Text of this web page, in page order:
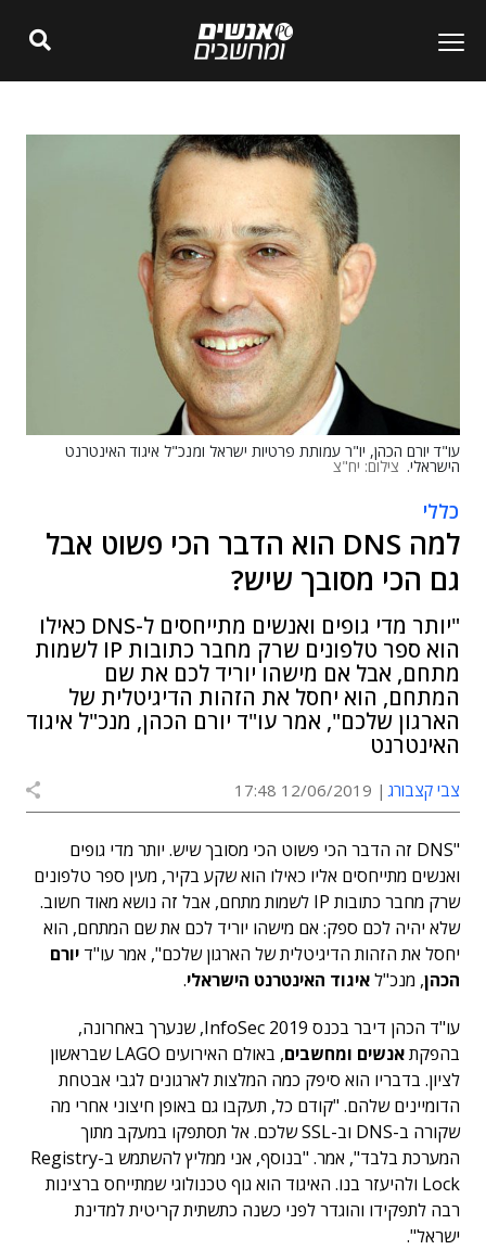
עו"ד יורם הכהן, יו"ר עמותת פרטיות ישראל ומנכ"ל איגוד האינטרנט
הישראלי. צילום: יח"צ
כללי
למה DNS הוא הדבר הכי פשוט אבל
גם הכי מסובך שיש?
"יותר מדי גופים ואנשים מתייחסים ל-DNS כאילו
הוא ספר טלפונים שרק מחבר כתובות IP לשמות
מתחם, אבל אם מישהו יוריד לכם את שם
המתחם, הוא יחסל את הזהות הדיגיטלית של
הארגון שלכם", אמר עו"ד יורם הכהן, מנכ"ל איגוד
האינטרנט
צבי קצבורג 12/06/2019 17:48
"DNS זה הדבר הכי פשוט הכי מסובך שיש. יותר מדי גופים
ואנשים מתייחסים אליו כאילו הוא שקע בקיר, מעין ספר טלפונים
שרק מחבר כתובות IP לשמות מתחם, אבל זה נושא מאוד חשוב.
שלא יהיה לכם ספק: אם מישהו יוריד לכם את שם המתחם, הוא
יחסל את הזהות הדיגיטלית של הארגון שלכם", אמר עו"ד יורם
הכהן, מנכ"לאיגוד האינטרנט הישראלי.
עו"ד הכהן דיבר בכנס InfoSec 2019, שנערך באחרונה,
בהפקתאנשים ומחשבים
, באולם האירועים LAGO שבראשון
לציון. בדבריו הוא סיפק כמה המלצות לארגונים לגבי אבטחת
הדומיינים שלהם. "קודם כל, תעקבו גם באופן חיצוני אחרי מה
שקורה ב-DNS וב-SSL שלכם. אל תסתפקו במעקב מתוך
המערכת בלבד", אמר. "בנוסף, אני ממליץ להשתמש ב-Registry
Lock ולהיעזר בנו. האיגוד הוא גוף טכנולוגי שמתייחס ברצינות
רבה לתפקידו והוגדר לפני כשנה כתשתית קריטית למדינת
ישראל".